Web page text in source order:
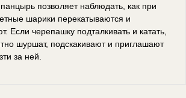
позволяет наблюдать, как при
шарики перекатываются и
Если черепашку подталкивать и катать,
шуршат, подскакивают и приглашают
за ней.